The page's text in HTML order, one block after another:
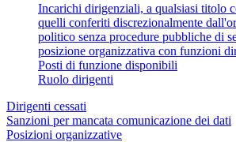
Incarichi dirigenziali, a qualsiasi titolo
quelli conferiti discrezionalmente
politico senza procedure pubbliche di
posizione organizzativa con funzioni
Posti di funzione disponibili
Ruolo dirigenti
Dirigenti cessati
Sanzioni per mancata comunicazione dei dati
Posizioni organizzative